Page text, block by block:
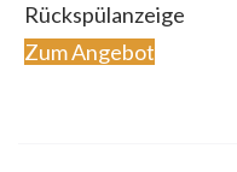
Rückspülanzeige
Zum Angebot